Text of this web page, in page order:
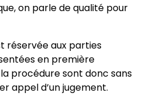
on parle de qualité pour
réservée aux parties
en première
procédure sont donc sans
appel d’un jugement.